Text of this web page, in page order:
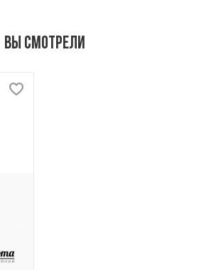
Вы смотрели